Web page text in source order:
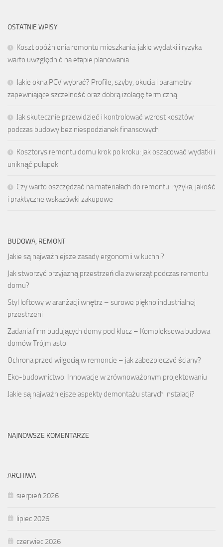
OSTATNIE WPISY
Koszt opóźnienia remontu mieszkania: jakie wydatki i ryzyka
warto uwzględnić na etapie planowania
Jakie okna PCV wybrać? Profile, szyby, okucia i parametry
zapewniające szczelność oraz dobrą izolację termiczną
Jak skutecznie przewidzieć i kontrolować wzrost kosztów
podczas budowy bez niespodzianek finansowych
Kosztorys remontu domu krok po kroku: jak oszacować wydatki i
uniknąć pułapek
Czy warto oszczędzać na materiałach do remontu: ryzyka, jakość
i praktyczne wskazówki zakupowe
BUDOWA, REMONT
Jakie są najważniejsze zasady ergonomii w kuchni?
Jak stworzyć przyjazną przestrzeń dla zwierząt podczas remontu
domu?
Styl loftowy w aranżacji wnętrz – surowe piękno industrialnej
przestrzeni
Zadania firm budujących domy pod klucz – Kompleksowa budowa
domów Trójmiasto
Ochrona przed wilgocią w remoncie – jak zabezpieczyć ściany?
Eko-budownictwo: Innowacje w zrównoważonym projektowaniu
Jakie są najważniejsze aspekty demontażu starych instalacji?
NAJNOWSZE KOMENTARZE
ARCHIWA
sierpień 2026
lipiec 2026
czerwiec 2026